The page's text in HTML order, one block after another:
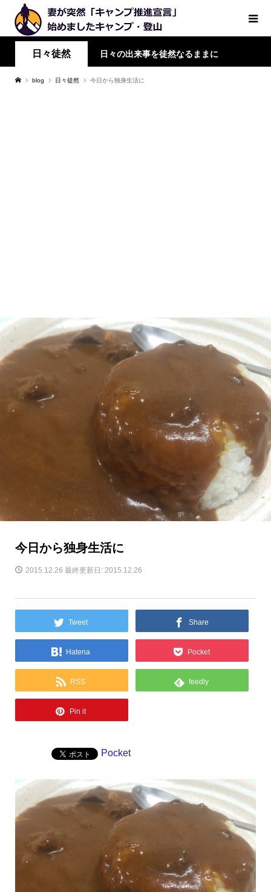
日々徒然 日々の出来事を徒然なるままに
blog 日々徒然 今日から独身生活に
今日から独身生活に
2015.12.26 最終更新日: 2015.12.26
Tweet Share
Hatena Pocket
RSS feedly
Pin it
Pocket